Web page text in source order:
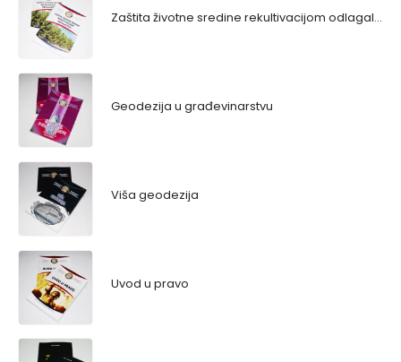
Zaštita životne sredine rekultivacijom odlagališta
Geodezija u građevinarstvu
Viša geodezija
Uvod u pravo